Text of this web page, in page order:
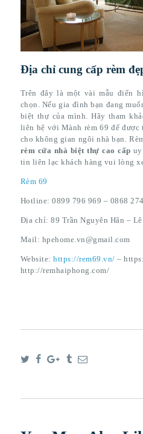
Địa chỉ cung cấp rèm
Trên đây là một vài mẫu điển
chọn. Nếu gia đình bạn đang
biệt thự của mình. Hãy tham
liên hệ với Mành rèm 69 để
cho không gian ngôi nhà bạn.
rèm cửa nhà biệt thự cao cấp
tin liên lạc khách hàng vui lòng
Rèm 69
Hotline: 0899 796 969 – 0868
Địa chỉ: 89 Trần Nguyên Hãn –
Mail: hpehome.vn@gmail.com
Website:https://rem69.vn/ –
http://remhaiphong.com/